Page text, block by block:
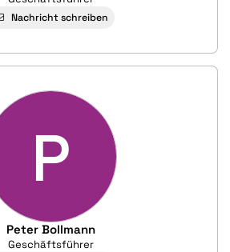
Nachricht schreiben
P
Peter Bollmann
Geschäftsführer